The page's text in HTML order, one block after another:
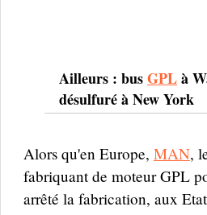
Ailleurs : busGPLà
désulfuré à New York
Alors qu'en Europe, MAN,
fabriquant de moteur GPL
arrêté la fabrication, aux